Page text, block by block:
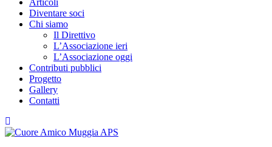
Articoli
Diventare soci
Chi siamo
Il Direttivo
L’Associazione ieri
L’Associazione oggi
Contributi pubblici
Progetto
Gallery
Contatti